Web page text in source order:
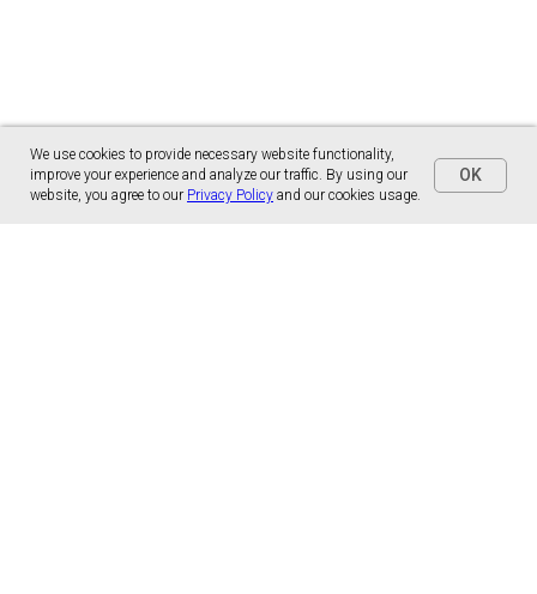
We use cookies to provide necessary website functionality,
improve your experience and analyze our traffic. By using our
website, you agree to our Privacy Policy and our cookies usage.
OK